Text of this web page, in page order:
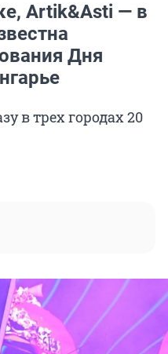
Artik&Asti — в
Дня
в трех городах 20